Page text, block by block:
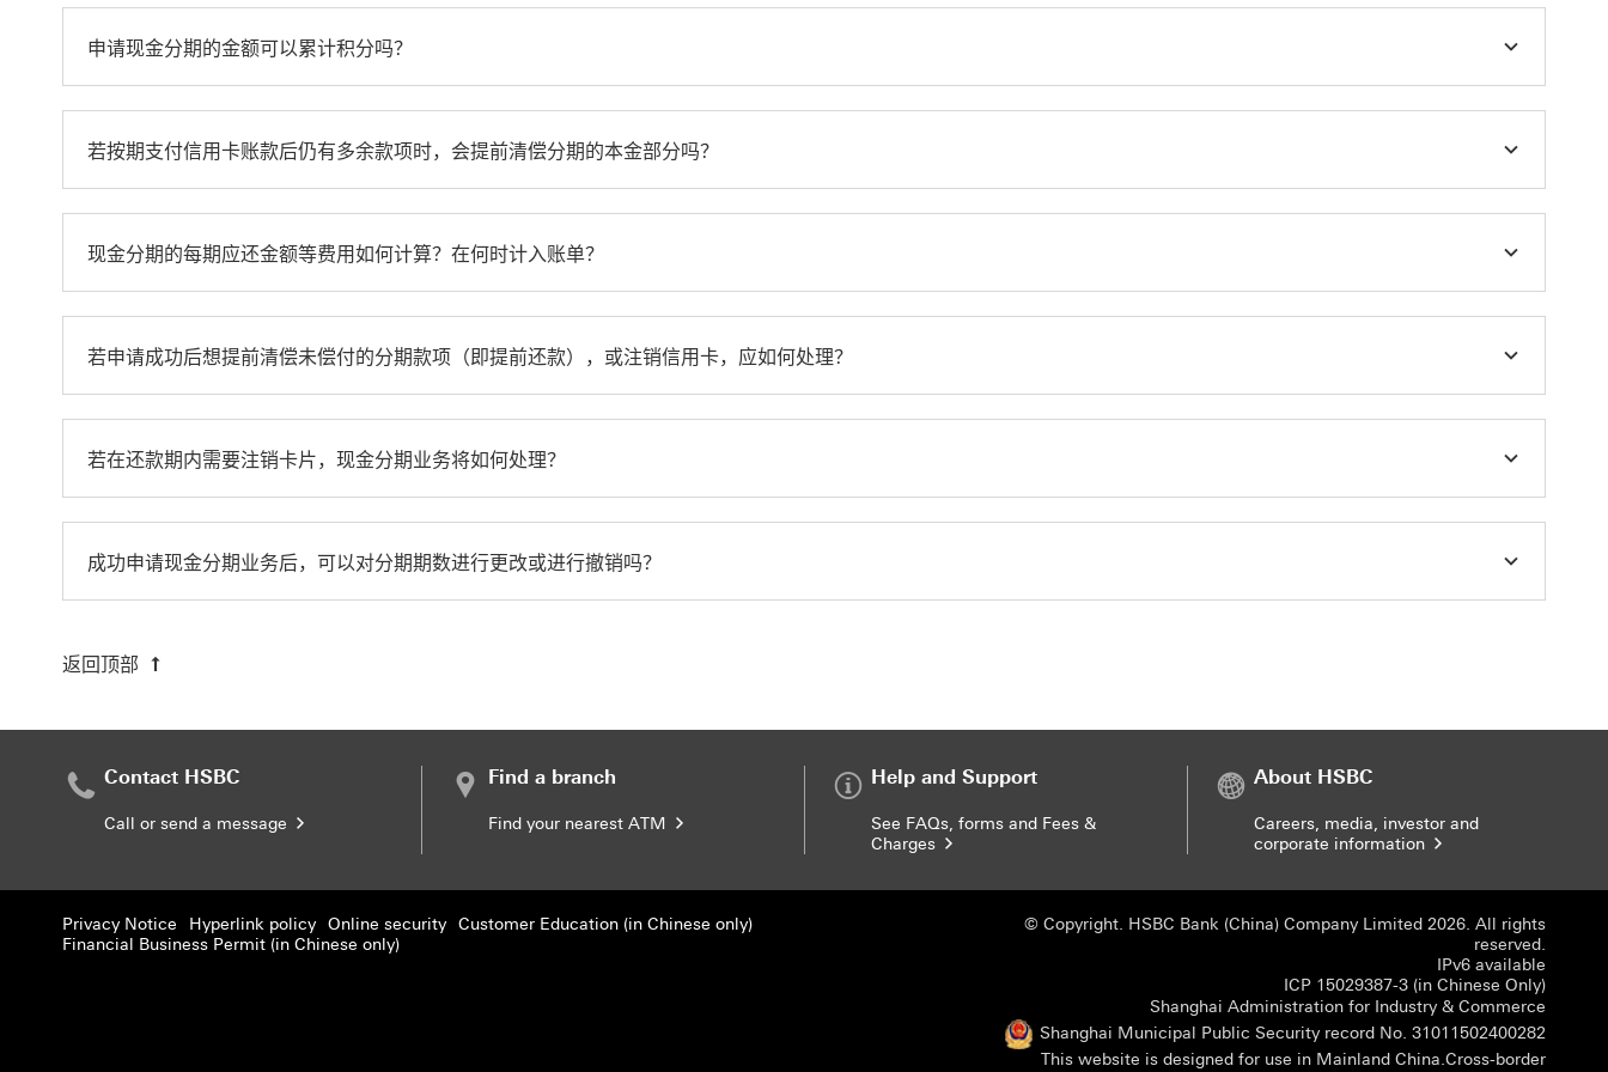
申请现金分期的金额可以累计积分吗？
若按期支付信用卡账款后仍有多余款项时，会提前清偿分期的本金部分吗？
现金分期的每期应还金额等费用如何计算？在何时计入账单？
若申请成功后想提前清偿未偿付的分期款项（即提前还款），或注销信用卡，应如何处理？
若在还款期内需要注销卡片，现金分期业务将如何处理？
成功申请现金分期业务后，可以对分期期数进行更改或进行撤销吗？
返回顶部
Contact HSBC
Call or send a message
Find a branch
Find your nearest ATM
Help and Support
See FAQs, forms and Fees &
Charges
About HSBC
Careers, media, investor and
corporate information
Privacy Notice Hyperlink policy Online security Customer Education (in Chinese only)
Financial Business Permit (in Chinese only)
© Copyright. HSBC Bank (China) Company Limited 2026. All rights
reserved.
IPv6 available
ICP 15029387-3 (in Chinese Only)ICP
Shanghai Administration for Industry & Commerce
Shanghai Municipal Public Security record No. 31011502400282
This website is designed for use in Mainland China.Cross-border